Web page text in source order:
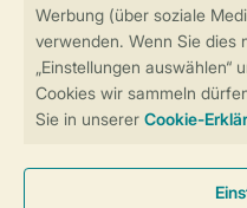
Sicherstellung
Sicheres Bezahlen